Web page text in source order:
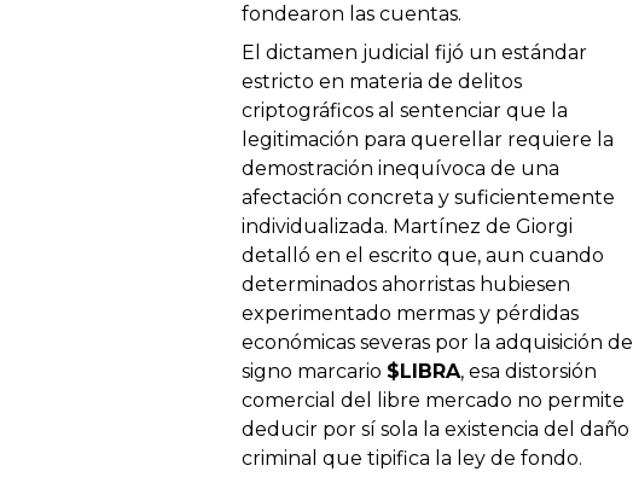
fondearon las cuentas.
El dictamen judicial fijó un estándar
estricto en materia de delitos
criptográficos al sentenciar que la
legitimación para querellar requiere la
demostración inequívoca de una
afectación concreta y suficientemente
individualizada. Martínez de Giorgi
detalló en el escrito que, aun cuando
determinados ahorristas hubiesen
experimentado mermas y pérdidas
económicas severas por la adquisición del
signo marcario $LIBRA, esa distorsión
comercial del libre mercado no permite
deducir por sí sola la existencia del daño
criminal que tipifica la ley de fondo.